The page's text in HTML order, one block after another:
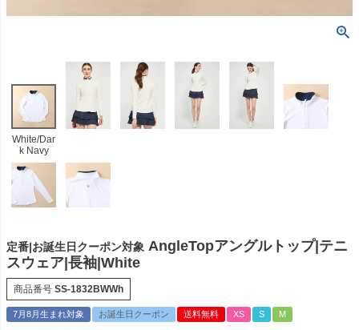
White/Dar
k Navy
定番|お誕生日クーポン対象 AngleTopアングルトップ|テニ
スウェア|長袖|White
商品番号 SS-1832BWWh
7月8月生まれ対象 お誕生日クーポン 送料無料 XS S M